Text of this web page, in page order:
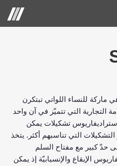
ماركة للنساء اللواتي تبتكرن
التجارية التي تتميّز في آن واحد
ستراديفاريوس تشكيلات يمكن
التشكيلات التي تناسبهم أكثر. يتخذ
حدّ كبير مع مفتاح السلم
الإيقاع والإنسيابيّة إذ يمكن